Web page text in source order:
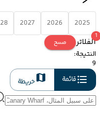
2025
2026
2027
الفلاتر
1
مسح
النتيجة:
9
قائمة
خريطة